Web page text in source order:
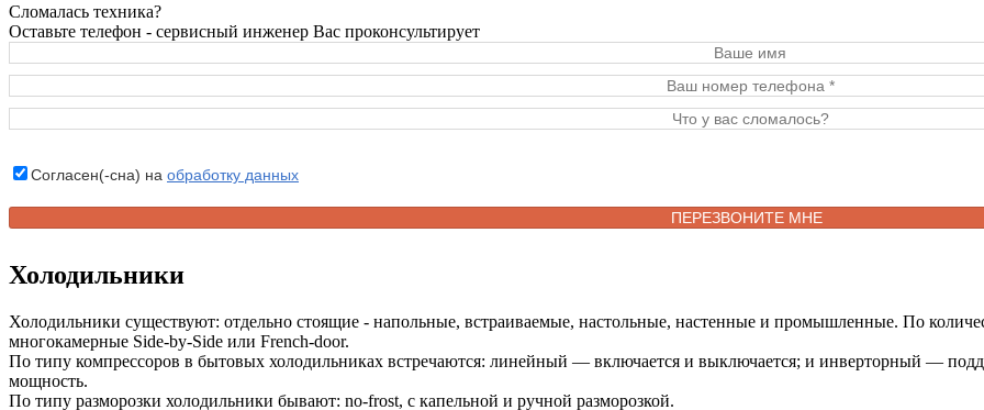
Сломалась техника?
Оставьте телефон - сервисный инженер Вас проконсультирует
Согласен(-сна) на обработку данных
Холодильники
Холодильники существуют: отдельно стоящие - напольные, встраиваемые, настольные, настенные и промышленные. По
многокамерные Side-by-Side или French-door.
По типу компрессоров в бытовых холодильниках встречаются: линейный — включается и выключается; и инверторный —
мощность.
По типу разморозки холодильники бывают: no-frost, с капельной и ручной разморозкой.